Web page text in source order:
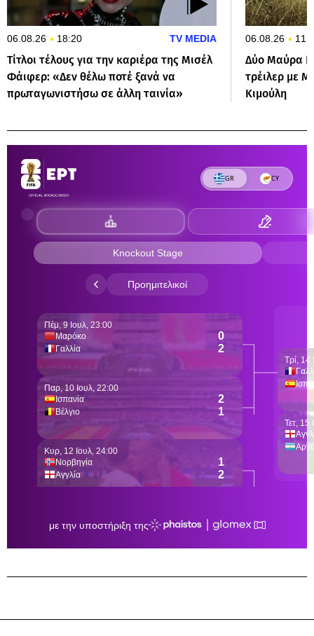
06.08.26 18:20 TV MEDIA
Τίτλοι τέλους για την καριέρα της Μισέλ
Φάιφερ: «Δεν θέλω ποτέ ξανά να
πρωταγωνιστήσω σε άλλη ταινία»
06.08.26
Δύο Μαύρα
τρέιλερ με
Κιμούλη